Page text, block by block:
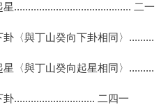
.......................................... 二一
卦〈與丁山癸向下卦相同〉.........
星〈與丁山癸向起星相同〉.........
............................. 二四一